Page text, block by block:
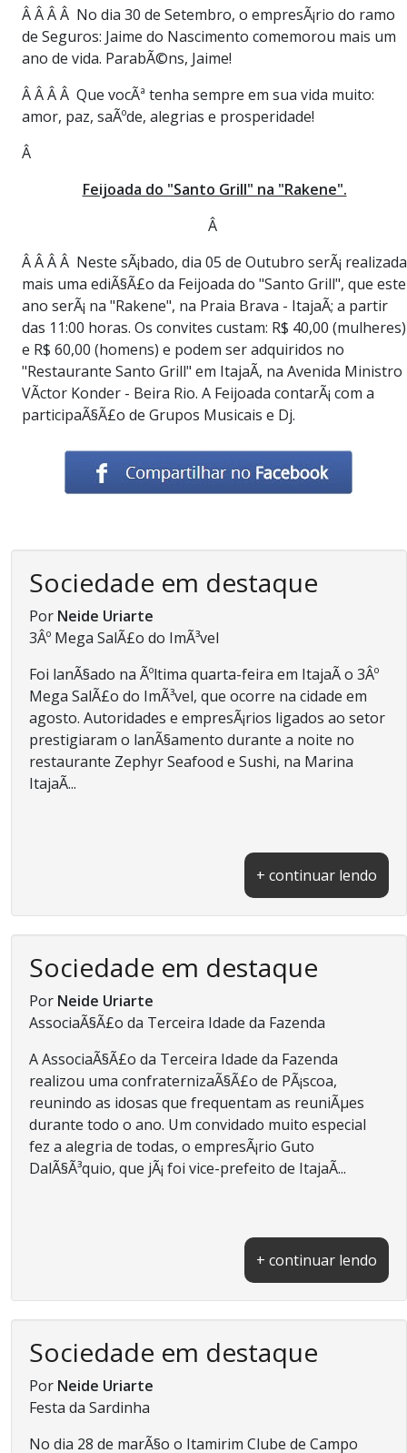
Â Â Â Â No dia 30 de Setembro, o empresÃ¡rio do ramo
de Seguros: Jaime do Nascimento comemorou mais um
ano de vida. ParabÃ©ns, Jaime!
Â Â Â Â Que vocÃª tenha sempre em sua vida muito:
amor, paz, saÃºde, alegrias e prosperidade!
Â
Feijoada do "Santo Grill" na "Rakene".
Â
Â Â Â Â Neste sÃ¡bado, dia 05 de Outubro serÃ¡ realizada
mais uma ediÃ§Ã£o da Feijoada do "Santo Grill", que este
ano serÃ¡ na "Rakene", na Praia Brava - ItajaÃ­; a partir
das 11:00 horas. Os convites custam: R$ 40,00 (mulheres)
e R$ 60,00 (homens) e podem ser adquiridos no
"Restaurante Santo Grill" em ItajaÃ­, na Avenida Ministro
VÃ­ctor Konder - Beira Rio. A Feijoada contarÃ¡ com a
participaÃ§Ã£o de Grupos Musicais e Dj.
Sociedade em destaque
Por Neide Uriarte
3Âº Mega SalÃ£o do ImÃ³vel
Foi lanÃ§ado na Ãºltima quarta-feira em ItajaÃ­ o 3Âº
Mega SalÃ£o do ImÃ³vel, que ocorre na cidade em
agosto. Autoridades e empresÃ¡rios ligados ao setor
prestigiaram o lanÃ§amento durante a noite no
restaurante Zephyr Seafood e Sushi, na Marina
ItajaÃ­...
+ continuar lendo
Sociedade em destaque
Por Neide Uriarte
AssociaÃ§Ã£o da Terceira Idade da Fazenda
A AssociaÃ§Ã£o da Terceira Idade da Fazenda
realizou uma confraternizaÃ§Ã£o de PÃ¡scoa,
reunindo as idosas que frequentam as reuniÃµes
durante todo o ano. Um convidado muito especial
fez a alegria de todas, o empresÃ¡rio Guto
DalÃ§Ã³quio, que jÃ¡ foi vice-prefeito de ItajaÃ­...
+ continuar lendo
Sociedade em destaque
Por Neide Uriarte
Festa da Sardinha
No dia 28 de marÃ§o o Itamirim Clube de Campo